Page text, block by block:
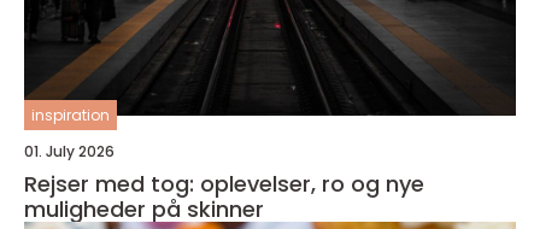
inspiration
01. July 2026
Rejser med tog: oplevelser, ro og nye
muligheder på skinner